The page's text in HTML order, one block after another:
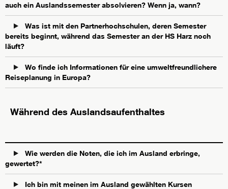
auch ein Auslandssemester absolvieren? Wenn ja, wann?
Was ist mit den Partnerhochschulen, deren Semester
bereits beginnt, während das Semester an der HS Harz noch
läuft?
Wo finde ich Informationen für eine umweltfreundlichere
Reiseplanung in Europa?
Während des Auslandsaufenthaltes
Wie werden die Noten, die ich im Ausland erbringe,
gewertet?*
Ich bin mit meinen im Ausland gewählten Kursen